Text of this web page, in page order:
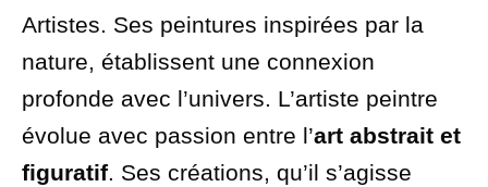
Artistes. Ses peintures inspirées par la
nature, établissent une connexion
profonde avec l’univers. L’artiste peintre
évolue avec passion entre l’art abstrait et
figuratif . Ses créations, qu’il s’agisse